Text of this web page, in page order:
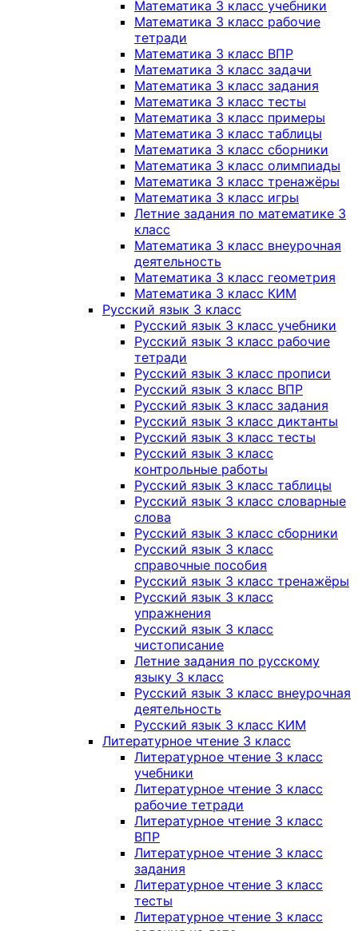
Математика 3 класс учебники
Математика 3 класс рабочие
тетради
Математика 3 класс ВПР
Математика 3 класс задачи
Математика 3 класс задания
Математика 3 класс тесты
Математика 3 класс примеры
Математика 3 класс таблицы
Математика 3 класс сборники
Математика 3 класс олимпиады
Математика 3 класс тренажёры
Математика 3 класс игры
Летние задания по математике 3
класс
Математика 3 класс внеурочная
деятельность
Математика 3 класс геометрия
Математика 3 класс КИМ
Русский язык 3 класс
Русский язык 3 класс учебники
Русский язык 3 класс рабочие
тетради
Русский язык 3 класс прописи
Русский язык 3 класс ВПР
Русский язык 3 класс задания
Русский язык 3 класс диктанты
Русский язык 3 класс тесты
Русский язык 3 класс
контрольные работы
Русский язык 3 класс таблицы
Русский язык 3 класс словарные
слова
Русский язык 3 класс сборники
Русский язык 3 класс
справочные пособия
Русский язык 3 класс тренажёры
Русский язык 3 класс
упражнения
Русский язык 3 класс
чистописание
Летние задания по русскому
языку 3 класс
Русский язык 3 класс внеурочная
деятельность
Русский язык 3 класс КИМ
Литературное чтение 3 класс
Литературное чтение 3 класс
учебники
Литературное чтение 3 класс
рабочие тетради
Литературное чтение 3 класс
ВПР
Литературное чтение 3 класс
задания
Литературное чтение 3 класс
тесты
Литературное чтение 3 класс